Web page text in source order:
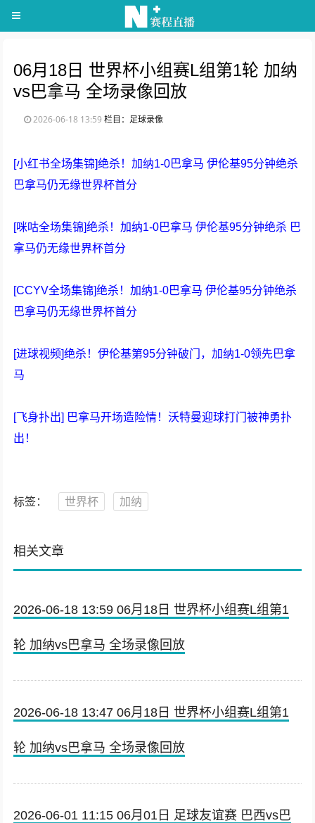
06月18日 世界杯小组赛L组第1轮 加纳
vs巴拿马 全场录像回放
2026-06-18 13:59栏目：足球录像
[小红书全场集锦]绝杀！加纳1-0巴拿马 伊伦基95分钟绝杀
巴拿马仍无缘世界杯首分
[咪咕全场集锦]绝杀！加纳1-0巴拿马 伊伦基95分钟绝杀 巴
拿马仍无缘世界杯首分
[CCYV全场集锦]绝杀！加纳1-0巴拿马 伊伦基95分钟绝杀
巴拿马仍无缘世界杯首分
[进球视频]绝杀！伊伦基第95分钟破门，加纳1-0领先巴拿
马
[飞身扑出] 巴拿马开场造险情！沃特曼迎球打门被神勇扑
出！
标签： 世界杯 加纳
相关文章
2026-06-18 13:59 06月18日 世界杯小组赛L组第1
轮 加纳vs巴拿马 全场录像回放
2026-06-18 13:47 06月18日 世界杯小组赛L组第1
轮 加纳vs巴拿马 全场录像回放
2026-06-01 11:15 06月01日 足球友谊赛 巴西vs巴